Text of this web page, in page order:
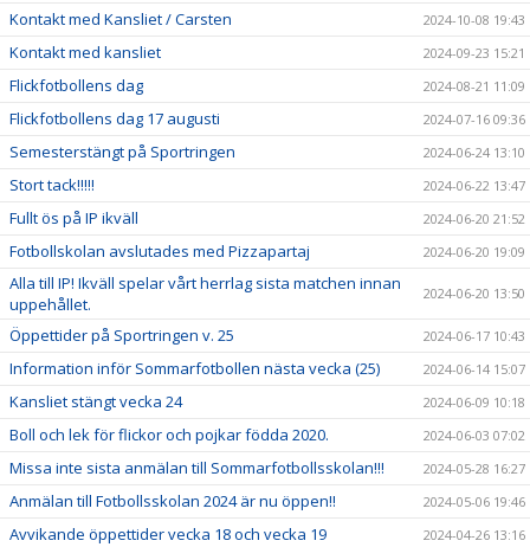
Kontakt med Kansliet / Carsten 2024-10-08 19:43
Kontakt med kansliet 2024-09-23 15:21
Flickfotbollens dag 2024-08-21 11:09
Flickfotbollens dag 17 augusti 2024-07-16 09:36
Semesterstängt på Sportringen 2024-06-24 13:10
Stort tack!!!!! 2024-06-22 13:47
Fullt ös på IP ikväll 2024-06-20 21:52
Fotbollskolan avslutades med Pizzapartaj 2024-06-20 19:09
Alla till IP! Ikväll spelar vårt herrlag sista matchen innan
uppehållet.
2024-06-20 13:50
Öppettider på Sportringen v. 25 2024-06-17 10:43
Information inför Sommarfotbollen nästa vecka (25) 2024-06-14 15:07
Kansliet stängt vecka 24 2024-06-09 10:18
Boll och lek för flickor och pojkar födda 2020. 2024-06-03 07:02
Missa inte sista anmälan till Sommarfotbollsskolan!!! 2024-05-28 16:27
Anmälan till Fotbollsskolan 2024 är nu öppen!! 2024-05-06 19:46
Avvikande öppettider vecka 18 och vecka 19 2024-04-26 13:16